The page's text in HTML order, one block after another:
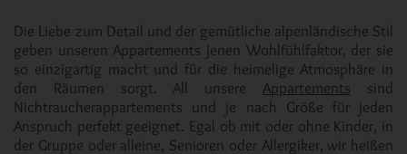
Die Liebe zum Detail und der gemütliche alpenländische Stil
geben unseren Appartements jenen Wohlfühlfaktor, der sie
so einzigartig macht und für die heimelige Atmosphäre in
den Räumen sorgt. All unsere Appartements sind
Nichtraucherappartements und je nach Größe für jeden
Anspruch perfekt geeignet. Egal ob mit oder ohne Kinder, in
der Gruppe oder alleine, Senioren oder Allergiker, wir heißen